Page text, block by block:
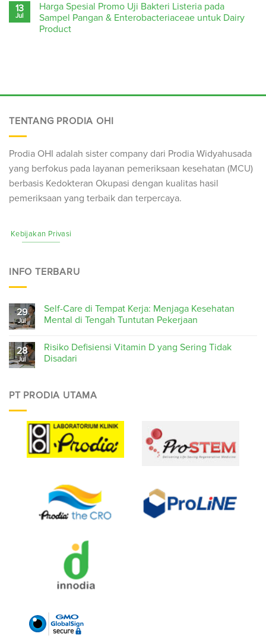
13
Jul
Harga Spesial Promo Uji Bakteri Listeria pada
Sampel Pangan & Enterobacteriaceae untuk Dairy
Product
TENTANG PRODIA OHI
Prodia OHI adalah sister company dari Prodia Widyahusada
yang berfokus pada layanan pemeriksaan kesehatan (MCU)
berbasis Kedokteran Okupasi dengan kualitas hasil
pemeriksaan yang terbaik dan terpercaya.
Kebijakan Privasi
INFO TERBARU
29
Jul
Self-Care di Tempat Kerja: Menjaga Kesehatan
Mental di Tengah Tuntutan Pekerjaan
28
Jul
Risiko Defisiensi Vitamin D yang Sering Tidak
Disadari
PT PRODIA UTAMA